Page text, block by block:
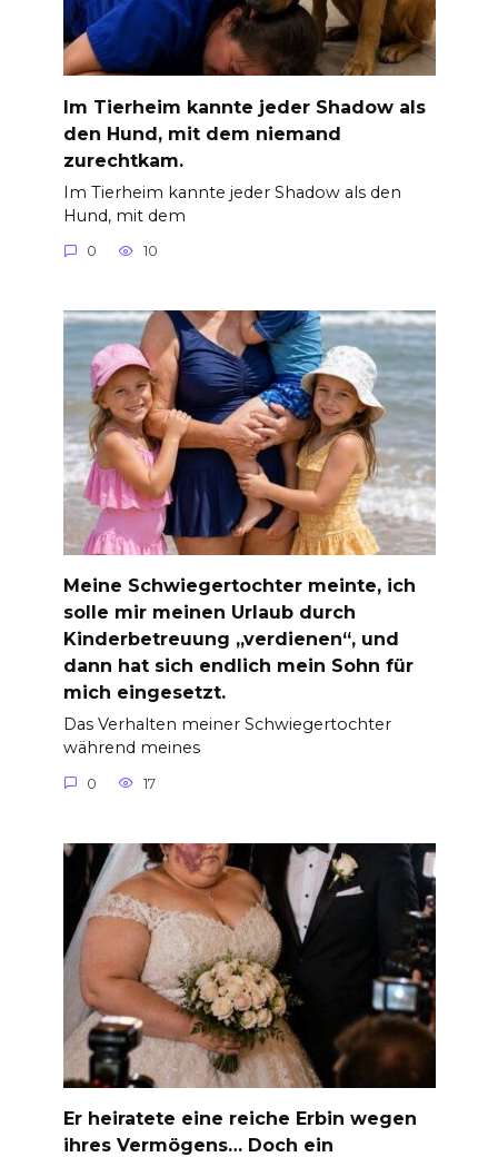
Im Tierheim kannte jeder Shadow als
den Hund, mit dem niemand
zurechtkam.
Im Tierheim kannte jeder Shadow als den
Hund, mit dem
0 10
Meine Schwiegertochter meinte, ich
solle mir meinen Urlaub durch
Kinderbetreuung „verdienen“, und
dann hat sich endlich mein Sohn für
mich eingesetzt.
Das Verhalten meiner Schwiegertochter
während meines
0 17
Er heiratete eine reiche Erbin wegen
ihres Vermögens… Doch ein